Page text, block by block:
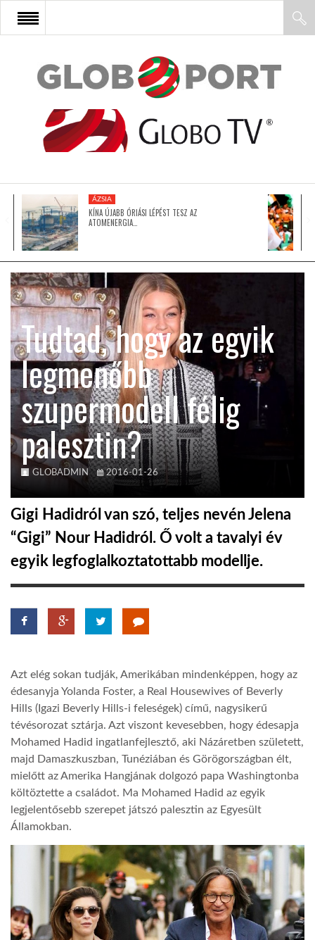
FŐOLDAL
AFRIKA
ÁZSIA
LATIN-AMERIKA
KÖZEL-KELET
AUSZTRÁLIA
A VILÁG ITTHON
GLOBOTV BP
HÍR3D
GLOBOTV
A NAP SZÉPE
GLOBOZSARU
DOBRAVERO.HU
ÁZSIA
KÍNA ÚJABB ÓRIÁSI LÉPÉST TESZ AZ
ATOMENERGIA…
Tudtad, hogy az egyik
legmenőbb
szupermodell félig
palesztin?
GLOBADMIN 2016-01-26
Gigi Hadidról van szó, teljes nevén Jelena
“Gigi” Nour Hadidról. Ő volt a tavalyi év
egyik legfoglalkoztatottabb modellje.
Azt elég sokan tudják, Amerikában mindenképpen, hogy az
édesanyja Yolanda Foster, a Real Housewives of Beverly
Hills (Igazi Beverly Hills-i feleségek) című, nagysikerű
tévésorozat sztárja. Azt viszont kevesebben, hogy édesapja
Mohamed Hadid ingatlanfejlesztő, aki Názáretben született,
majd Damaszkuszban, Tunéziában és Görögországban élt,
mielőtt az Amerika Hangjának dolgozó papa Washingtonba
költöztette a családot. Ma Mohamed Hadid az egyik
legjelentősebb szerepet játszó palesztin az Egyesült
Államokban.